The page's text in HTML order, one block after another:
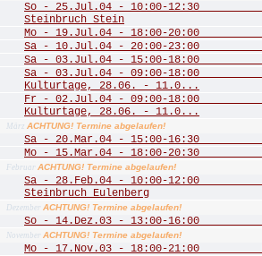
So - 25.Jul.04 - 10:00-12:30
Steinbruch Stein
Mo - 19.Jul.04 - 18:00-20:00
Sa - 10.Jul.04 - 20:00-23:00
Sa - 03.Jul.04 - 15:00-18:00
Sa - 03.Jul.04 - 09:00-18:00
Kulturtage, 28.06. - 11.0...
Fr - 02.Jul.04 - 09:00-18:00
Kulturtage, 28.06. - 11.0...
März ACHTUNG! Termine abgelaufen!
Sa - 20.Mar.04 - 15:00-16:30
Mo - 15.Mar.04 - 18:00-20:30
Februar ACHTUNG! Termine abgelaufen!
Sa - 28.Feb.04 - 10:00-12:00
Steinbruch Eulenberg
Dezember ACHTUNG! Termine abgelaufen!
So - 14.Dez.03 - 13:00-16:00
November ACHTUNG! Termine abgelaufen!
Mo - 17.Nov.03 - 18:00-21:00